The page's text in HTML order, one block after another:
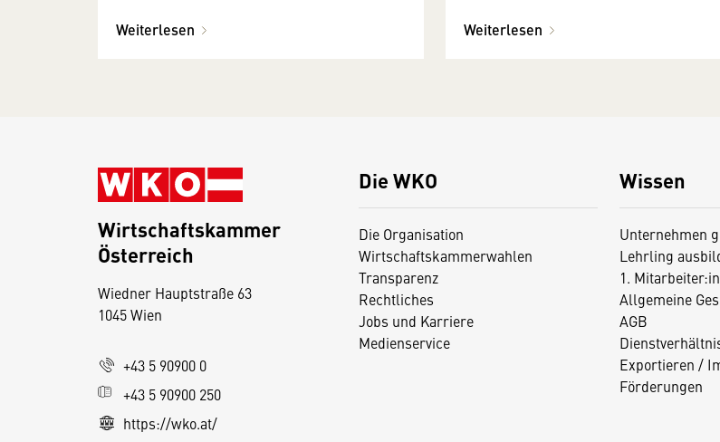
Weiterlesen Weiterlesen
Die WKO
Die Organisation
Wirtschaftskammerwahlen
Transparenz
Rechtliches
Jobs und Karriere
Medienservice
Wissen
Unternehmen
Lehrling
1. Mitarbeiter:in
Allgemeine
AGB
Exportieren /
Förderungen
Wirtschaftskammer
Österreich
Wiedner Hauptstraße 63
1045 Wien
+43 5 90900 0
+43 5 90900 250
https://wko.at/